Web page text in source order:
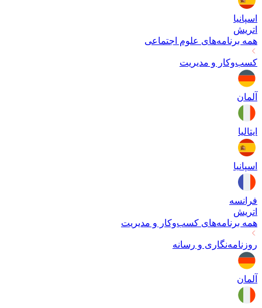
اسپانیا
اتریش
همه برنامه‌های علوم اجتماعی
کسب‌وکار و مدیریت
آلمان
ایتالیا
اسپانیا
فرانسه
اتریش
همه برنامه‌های کسب‌وکار و مدیریت
روزنامه‌نگاری و رسانه
آلمان